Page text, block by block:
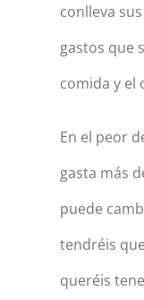
conlleva
gastos que
comida y el
En el peor
gasta más
puede
tendréis
queréis